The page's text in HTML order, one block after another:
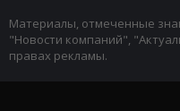
Материалы, отмеченные
"Новости компаний",
правах рекламы.